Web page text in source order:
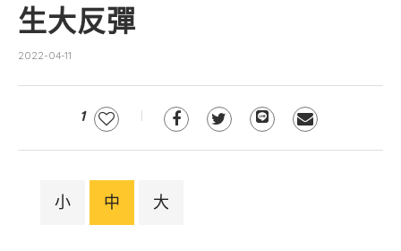
生大反彈
2022-04-11
1
小 中 大